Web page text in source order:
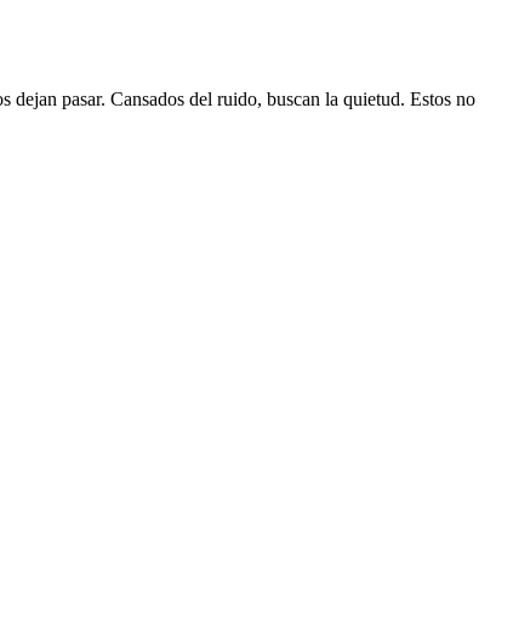
dejan pasar. Cansados del ruido, buscan la quietud. Estos no